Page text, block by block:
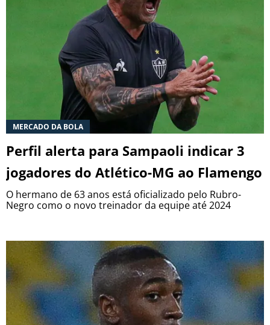
MERCADO DA BOLA
Perfil alerta para Sampaoli indicar 3
jogadores do Atlético-MG ao Flamengo
O hermano de 63 anos está oficializado pelo Rubro-
Negro como o novo treinador da equipe até 2024